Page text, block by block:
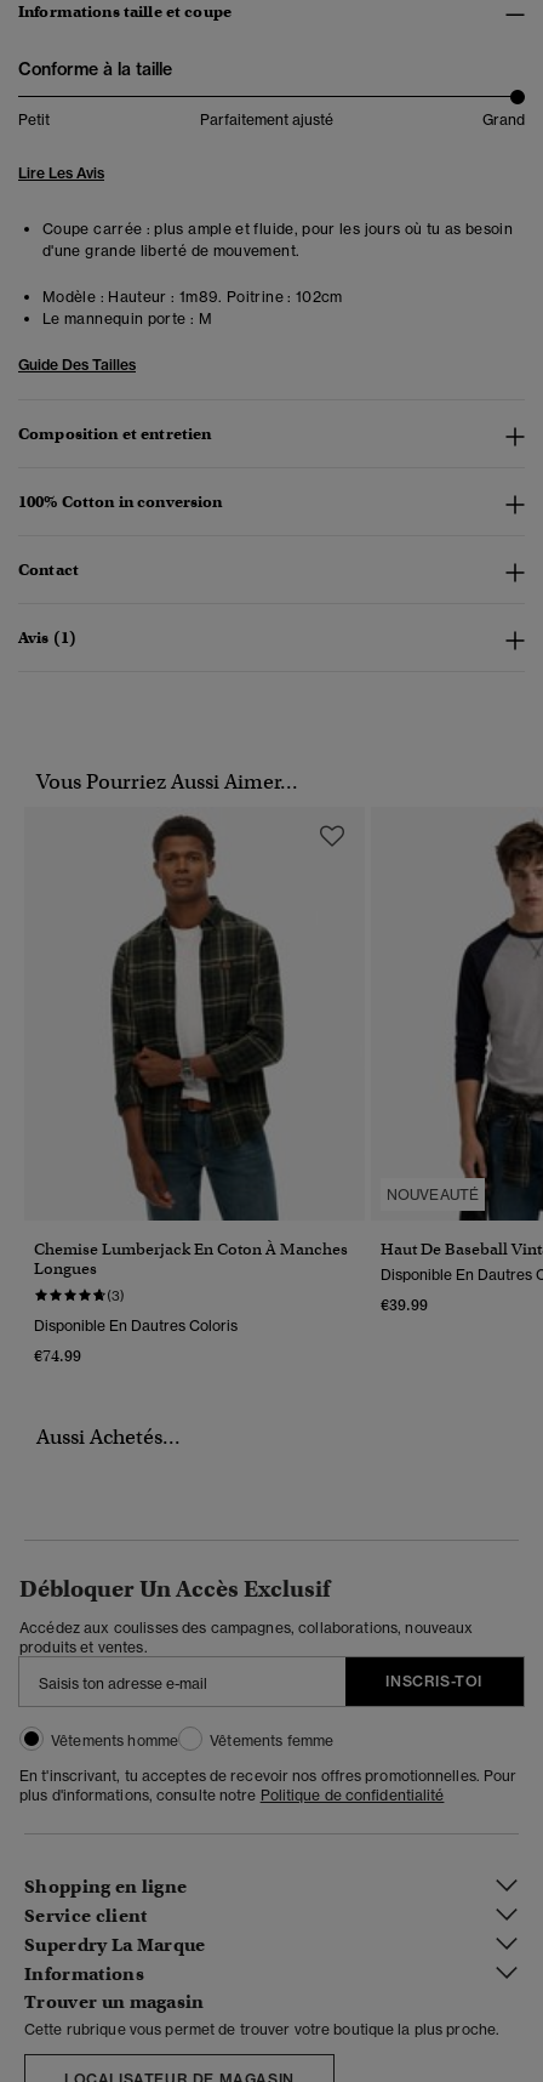
Informations taille et coupe
Conforme à la taille
Petit Parfaitement ajusté Grand
Lire Les Avis
Coupe carrée : plus ample et fluide, pour les jours où tu as besoin
d'une grande liberté de mouvement.
Modèle : Hauteur : 1m89. Poitrine : 102cm
Le mannequin porte : M
Guide Des Tailles
Composition et entretien
100% Cotton in conversion
Contact
Avis (1)
Vous Pourriez Aussi Aimer...
Chemise Lumberjack En Coton À Manches
Longues
(3)
Disponible En Dautres Coloris
€74.99
NOUVEAUTÉ
Haut De Baseball
Disponible En Dautres
€39.99
Aussi Achetés...
Débloquer Un Accès Exclusif
Accédez aux coulisses des campagnes, collaborations, nouveaux
produits et ventes.
INSCRIS-TOI
Vêtements homme
Vêtements femme
En t'inscrivant, tu acceptes de recevoir nos offres promotionnelles. Pour
plus d'informations, consulte notre Politique de confidentialité
Shopping en ligne
Service client
Superdry La Marque
Informations
Trouver un magasin
Cette rubrique vous permet de trouver votre boutique la plus proche.